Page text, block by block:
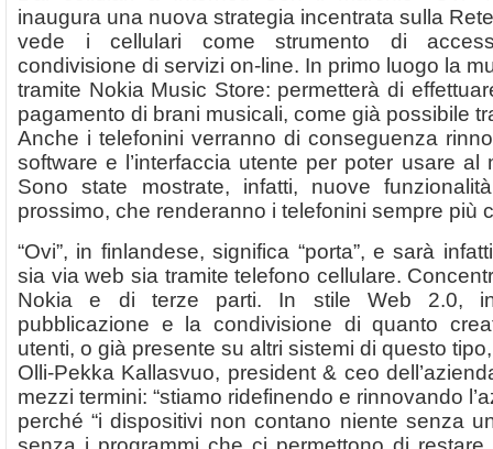
inaugura una nuova strategia incentrata sulla
vede i cellulari come strumento di
condivisione di servizi on-line. In primo luogo la
tramite Nokia Music Store: permetterà di
pagamento di brani musicali, come già possibile
Anche i telefonini verranno di conseguenza
software e l’interfaccia utente per poter usare al
Sono state mostrate, infatti, nuove
prossimo, che renderanno i telefonini sempre più
“Ovi”, in finlandese, significa “porta”, e sarà
sia via web sia tramite telefono cellulare.
Nokia e di terze parti. In stile Web 2.0,
pubblicazione e la condivisione di quanto
utenti, o già presente su altri sistemi di questo
Olli-Pekka Kallasvuo, president & ceo
mezzi termini: “stiamo ridefinendo e rinnovando
perché “i dispositivi non contano niente senza